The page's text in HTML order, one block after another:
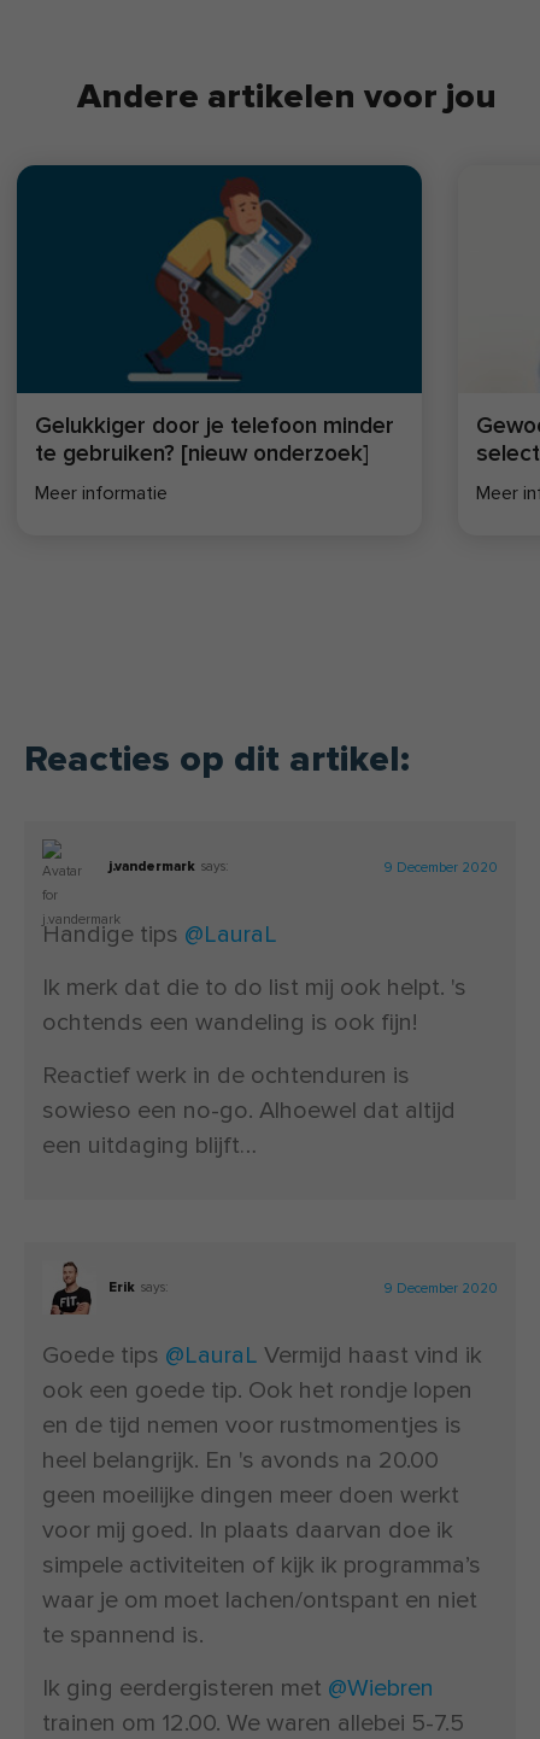
Andere artikelen voor jou
Gelukkiger door je telefoon minder
te gebruiken? [nieuw onderzoek]
Meer informatie Meer
Reacties op dit artikel:
j.vandermark says: 9 December 2020
Handige tips @LauraL
Ik merk dat die to do list mij ook helpt. 's
ochtends een wandeling is ook fijn!
Reactief werk in de ochtenduren is
sowieso een no-go. Alhoewel dat altijd
een uitdaging blijft…
Erik says: 9 December 2020
Goede tips @LauraL Vermijd haast vind ik
ook een goede tip. Ook het rondje lopen
en de tijd nemen voor rustmomentjes is
heel belangrijk. En 's avonds na 20.00
geen moeilijke dingen meer doen werkt
voor mij goed. In plaats daarvan doe ik
simpele activiteiten of kijk ik programma’s
waar je om moet lachen/ontspant en niet
te spannend is.
Ik ging eerdergisteren met @Wiebren
trainen om 12.00. We waren allebei 5-7.5